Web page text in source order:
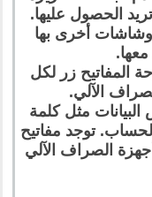
الحصول عليها.
أخرى بها
المفاتيح زر لكل
الآلي.
مثل كلمة
توجد مفاتيح
الصراف الآلي